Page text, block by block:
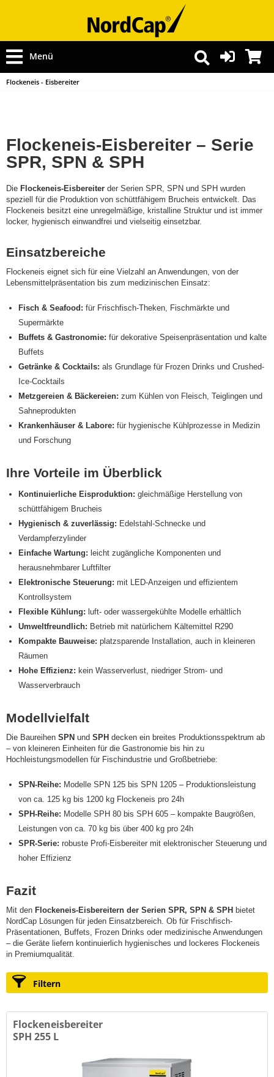
Menü
Flockeneis - Eisbereiter
Flockeneis-Eisbereiter – Serie
SPR, SPN & SPH
Die Flockeneis-Eisbereiter der Serien SPR, SPN und SPH wurden
speziell für die Produktion von schüttfähigem Brucheis entwickelt. Das
Flockeneis besitzt eine unregelmäßige, kristalline Struktur und ist immer
locker, hygienisch einwandfrei und vielseitig einsetzbar.
Einsatzbereiche
Flockeneis eignet sich für eine Vielzahl an Anwendungen, von der
Lebensmittelpräsentation bis zum medizinischen Einsatz:
Fisch & Seafood: für Frischfisch-Theken, Fischmärkte und
Supermärkte
Buffets & Gastronomie: für dekorative Speisenpräsentation und kalte
Buffets
Getränke & Cocktails: als Grundlage für Frozen Drinks und Crushed-
Ice-Cocktails
Metzgereien & Bäckereien: zum Kühlen von Fleisch, Teiglingen und
Sahneprodukten
Krankenhäuser & Labore: für hygienische Kühlprozesse in Medizin
und Forschung
Ihre Vorteile im Überblick
Kontinuierliche Eisproduktion: gleichmäßige Herstellung von
schüttfähigem Brucheis
Hygienisch & zuverlässig: Edelstahl-Schnecke und
Verdampferzylinder
Einfache Wartung: leicht zugängliche Komponenten und
herausnehmbarer Luftfilter
Elektronische Steuerung: mit LED-Anzeigen und effizientem
Kontrollsystem
Flexible Kühlung: luft- oder wassergekühlte Modelle erhältlich
Umweltfreundlich: Betrieb mit natürlichem Kältemittel R290
Kompakte Bauweise: platzsparende Installation, auch in kleineren
Räumen
Hohe Effizienz: kein Wasserverlust, niedriger Strom- und
Wasserverbrauch
Modellvielfalt
Die Baureihen SPN und SPH decken ein breites Produktionsspektrum ab
– von kleineren Einheiten für die Gastronomie bis hin zu
Hochleistungsmodellen für Fischindustrie und Großbetriebe:
SPN-Reihe: Modelle SPN 125 bis SPN 1205 – Produktionsleistung
von ca. 125 kg bis 1200 kg Flockeneis pro 24h
SPH-Reihe: Modelle SPH 80 bis SPH 605 – kompakte Baugrößen,
Leistungen von ca. 70 kg bis über 400 kg pro 24h
SPR-Serie: robuste Profi-Eisbereiter mit elektronischer Steuerung und
hoher Effizienz
Fazit
Mit den Flockeneis-Eisbereitern der Serien SPR, SPN & SPH bietet
NordCap Lösungen für jeden Einsatzbereich. Ob für Frischfisch-
Präsentationen, Buffets, Frozen Drinks oder medizinische Anwendungen
– die Geräte liefern kontinuierlich hygienisches und lockeres Flockeneis
in Premiumqualität.
Filtern
Flockeneisbereiter
SPH 255 L